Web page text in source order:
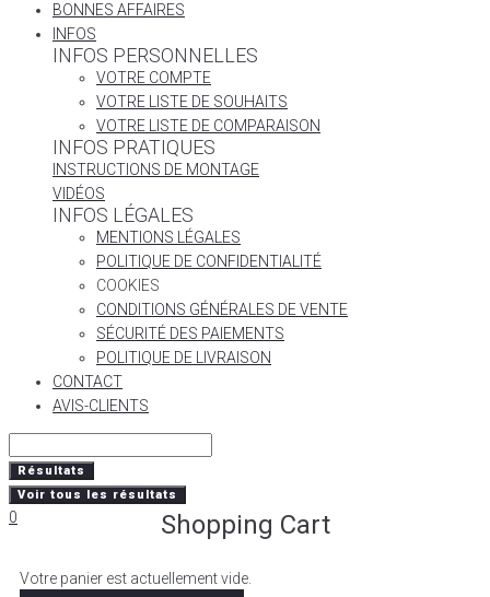
BONNES AFFAIRES
INFOS
INFOS PERSONNELLES
VOTRE COMPTE
VOTRE LISTE DE SOUHAITS
VOTRE LISTE DE COMPARAISON
INFOS PRATIQUES
INSTRUCTIONS DE MONTAGE
VIDÉOS
INFOS LÉGALES
MENTIONS LÉGALES
POLITIQUE DE CONFIDENTIALITÉ
COOKIES
CONDITIONS GÉNÉRALES DE VENTE
SÉCURITÉ DES PAIEMENTS
POLITIQUE DE LIVRAISON
CONTACT
AVIS-CLIENTS
Résultats
Voir tous les résultats
0 Shopping Cart
Votre panier est actuellement vide.